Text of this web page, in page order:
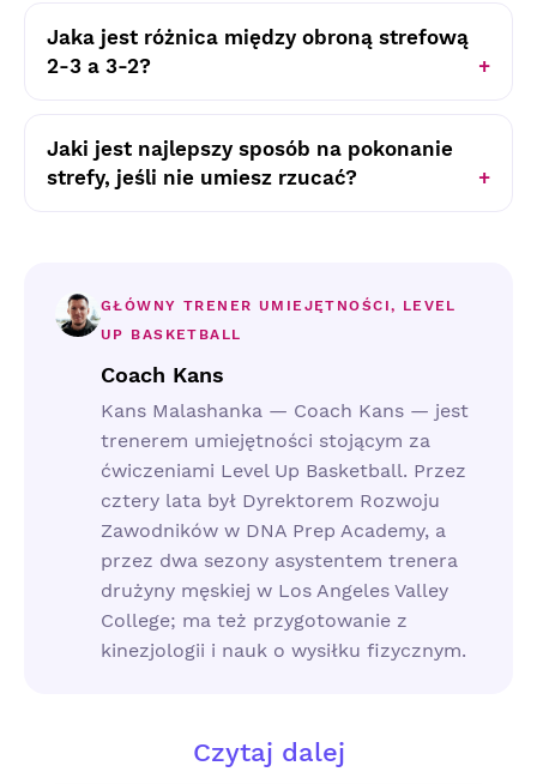
Jaka jest różnica między obroną strefową
2-3 a 3-2?
Jaki jest najlepszy sposób na pokonanie
strefy, jeśli nie umiesz rzucać?
GŁÓWNY TRENER UMIEJĘTNOŚCI, LEVEL
UP BASKETBALL
Coach Kans
Kans Malashanka — Coach Kans — jest
trenerem umiejętności stojącym za
ćwiczeniami Level Up Basketball. Przez
cztery lata był Dyrektorem Rozwoju
Zawodników w DNA Prep Academy, a
przez dwa sezony asystentem trenera
drużyny męskiej w Los Angeles Valley
College; ma też przygotowanie z
kinezjologii i nauk o wysiłku fizycznym.
Czytaj dalej